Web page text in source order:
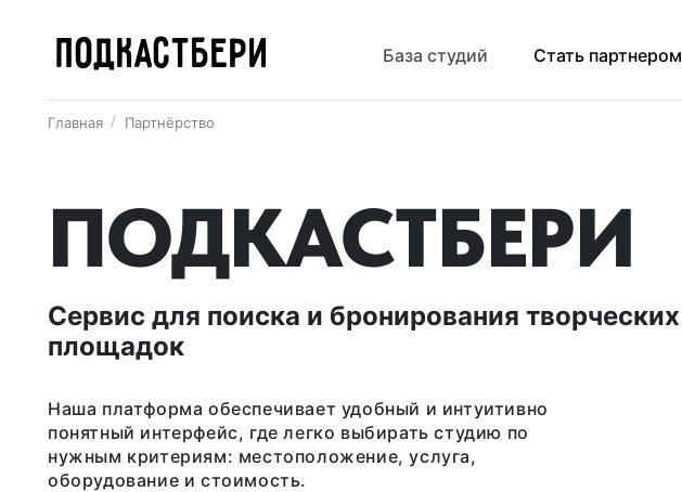
ПОДКАСТБЕРИ База студий Стать партнером
Главная Партнёрство
ПОДКАСТБЕРИ
Сервис для поиска и бронирования творческих
площадок
Наша платформа обеспечивает удобный и интуитивно
понятный интерфейс, где легко выбирать студию по
нужным критериям: местоположение, услуга,
оборудование и стоимость.